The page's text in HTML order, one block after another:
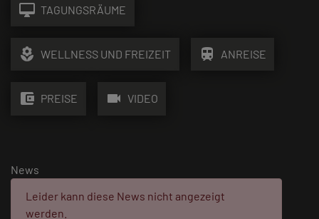
desktop_mac TAGUNGSRÄUME
local_florist WELLNESS UND FREIZEIT train ANREISE
account_balance_wallet PREISE videocam VIDEO
News
Fehler:
Leider kann diese News nicht angezeigt
werden.